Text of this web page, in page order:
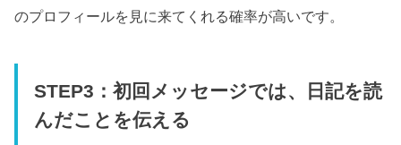
のプロフィールを見に来てくれる確率が高いです。
STEP3：初回メッセージでは、日記を読
んだことを伝える